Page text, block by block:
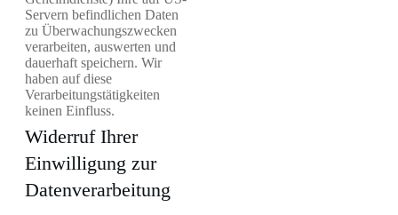
Servern befindlichen Daten
zu Überwachungszwecken
verarbeiten, auswerten und
dauerhaft speichern. Wir
haben auf diese
Verarbeitungstätigkeiten
keinen Einfluss.
Widerruf Ihrer
Einwilligung zur
Datenverarbeitung